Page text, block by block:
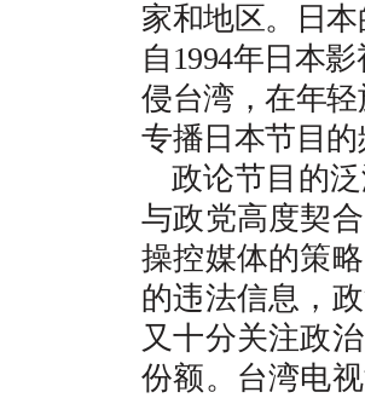
家和地区。日
自1994年日本
侵台湾，在年
专播日本节目
政论节目的
与政党高度契
操控媒体的策
的违法信息，
又十分关注政
份额。台湾电